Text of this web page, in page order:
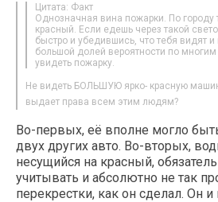
Цитата: Факт
Однозначная вина пожарки. По городу
красный. Если едешь через такой
быстро и убедившись, что тебя видят
большой долей вероятности по
увидеть пожарку.
Не видеть БОЛЬШУЮ ярко- красную
выдает права всем этим людям?
Во-первых, её вполне могло
двух других авто. Во-вторых,
несущийся на красный,
учитывать и абсолютно не так
перекрестки, как он сделал. Он